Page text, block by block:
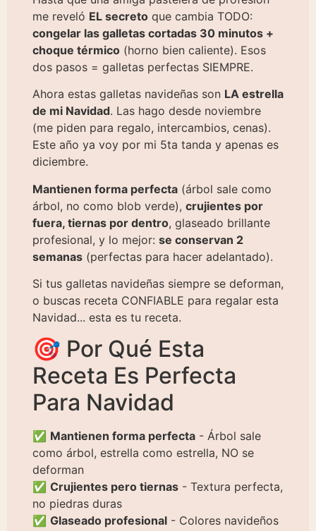
me reveló EL secretoque cambia TODO:
congelar las galletas cortadas 30 minutos +
choque térmico(horno bien caliente). Esos
dos pasos = galletas perfectas SIEMPRE.
Ahora estas galletas navideñas son LA estrella
de mi Navidad. Las hago desde noviembre
(me piden para regalo, intercambios, cenas).
Este año ya voy por mi 5ta tanda y apenas es
diciembre.
Mantienen forma perfecta(árbol sale como
árbol, no como blob verde), crujientes por
fuera, tiernas por dentro, glaseado brillante
profesional, y lo mejor: se conservan 2
semanas(perfectas para hacer adelantado).
Si tus galletas navideñas siempre se deforman,
o buscas receta CONFIABLE para regalar esta
Navidad... esta es tu receta.
🎯 Por Qué Esta
Receta Es Perfecta
Para Navidad
✅ Mantienen forma perfecta- Árbol sale
como árbol, estrella como estrella, NO se
deforman
✅ Crujientes pero tiernas- Textura perfecta,
no piedras duras
✅ Glaseado profesional- Colores navideños